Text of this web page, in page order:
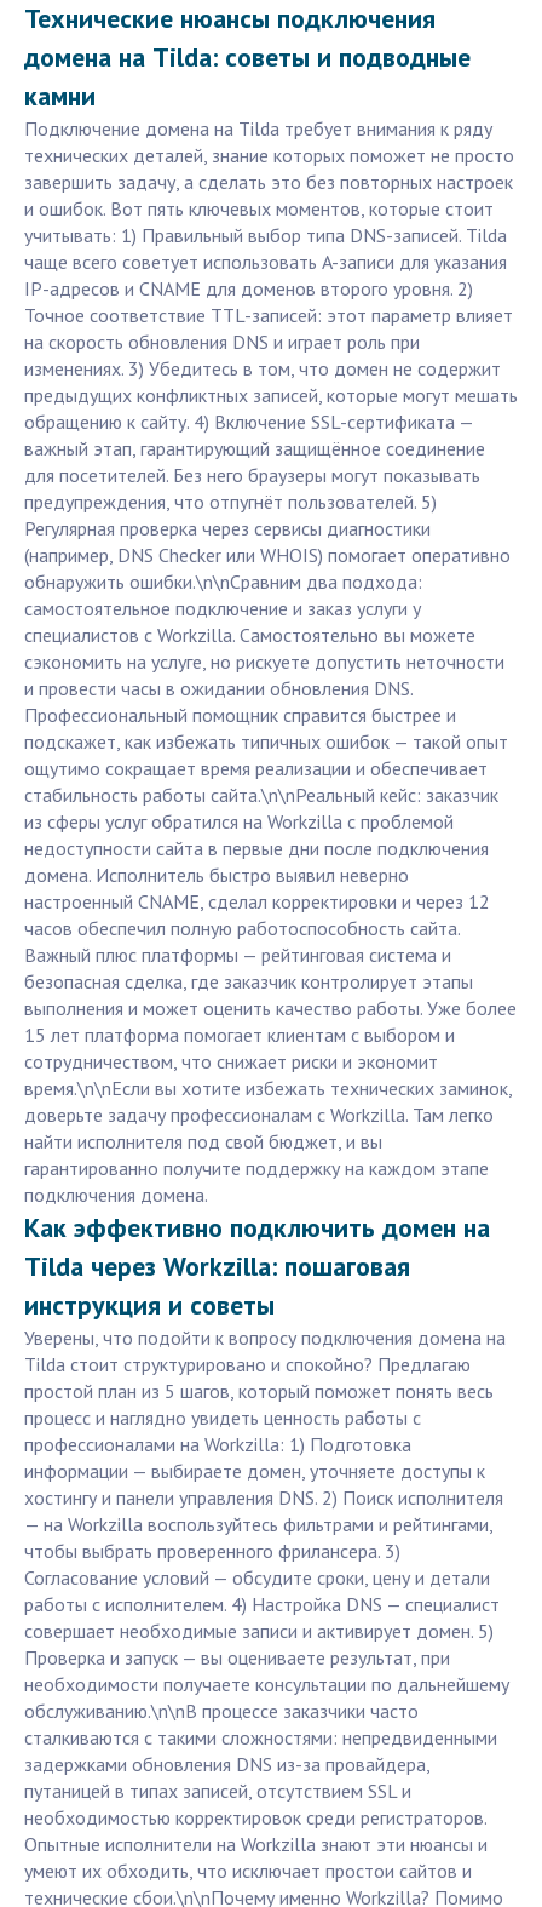
Технические нюансы подключения
домена на Tilda: советы и подводные
камни
Подключение домена на Tilda требует внимания к ряду
технических деталей, знание которых поможет не просто
завершить задачу, а сделать это без повторных настроек
и ошибок. Вот пять ключевых моментов, которые стоит
учитывать: 1) Правильный выбор типа DNS-записей. Tilda
чаще всего советует использовать A-записи для указания
IP-адресов и CNAME для доменов второго уровня. 2)
Точное соответствие TTL-записей: этот параметр влияет
на скорость обновления DNS и играет роль при
изменениях. 3) Убедитесь в том, что домен не содержит
предыдущих конфликтных записей, которые могут мешать
обращению к сайту. 4) Включение SSL-сертификата —
важный этап, гарантирующий защищённое соединение
для посетителей. Без него браузеры могут показывать
предупреждения, что отпугнёт пользователей. 5)
Регулярная проверка через сервисы диагностики
(например, DNS Checker или WHOIS) помогает оперативно
обнаружить ошибки.\n\nСравним два подхода:
самостоятельное подключение и заказ услуги у
специалистов с Workzilla. Самостоятельно вы можете
сэкономить на услуге, но рискуете допустить неточности
и провести часы в ожидании обновления DNS.
Профессиональный помощник справится быстрее и
подскажет, как избежать типичных ошибок — такой опыт
ощутимо сокращает время реализации и обеспечивает
стабильность работы сайта.\n\nРеальный кейс: заказчик
из сферы услуг обратился на Workzilla с проблемой
недоступности сайта в первые дни после подключения
домена. Исполнитель быстро выявил неверно
настроенный CNAME, сделал корректировки и через 12
часов обеспечил полную работоспособность сайта.
Важный плюс платформы — рейтинговая система и
безопасная сделка, где заказчик контролирует этапы
выполнения и может оценить качество работы. Уже более
15 лет платформа помогает клиентам с выбором и
сотрудничеством, что снижает риски и экономит
время.\n\nЕсли вы хотите избежать технических заминок,
доверьте задачу профессионалам с Workzilla. Там легко
найти исполнителя под свой бюджет, и вы
гарантированно получите поддержку на каждом этапе
подключения домена.
Как эффективно подключить домен на
Tilda через Workzilla: пошаговая
инструкция и советы
Уверены, что подойти к вопросу подключения домена на
Tilda стоит структурировано и спокойно? Предлагаю
простой план из 5 шагов, который поможет понять весь
процесс и наглядно увидеть ценность работы с
профессионалами на Workzilla: 1) Подготовка
информации — выбираете домен, уточняете доступы к
хостингу и панели управления DNS. 2) Поиск исполнителя
— на Workzilla воспользуйтесь фильтрами и рейтингами,
чтобы выбрать проверенного фрилансера. 3)
Согласование условий — обсудите сроки, цену и детали
работы с исполнителем. 4) Настройка DNS — специалист
совершает необходимые записи и активирует домен. 5)
Проверка и запуск — вы оцениваете результат, при
необходимости получаете консультации по дальнейшему
обслуживанию.\n\nВ процессе заказчики часто
сталкиваются с такими сложностями: непредвиденными
задержками обновления DNS из-за провайдера,
путаницей в типах записей, отсутствием SSL и
необходимостью корректировок среди регистраторов.
Опытные исполнители на Workzilla знают эти нюансы и
умеют их обходить, что исключает простои сайтов и
технические сбои.\n\nПочему именно Workzilla? Помимо